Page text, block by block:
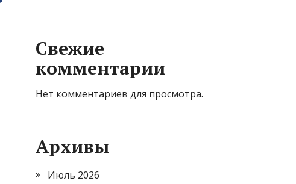
Свежие
комментарии
Нет комментариев для просмотра.
Архивы
Июль 2026